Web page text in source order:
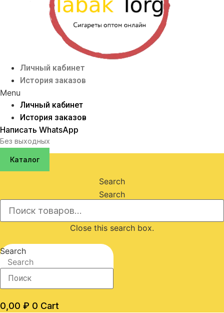
Личный кабинет
История заказов
Menu
Личный кабинет
История заказов
Написать WhatsApp
Без выходных
Каталог
Search
Search
Close this search box.
Search
Search
0,00 ₽ 0 Cart